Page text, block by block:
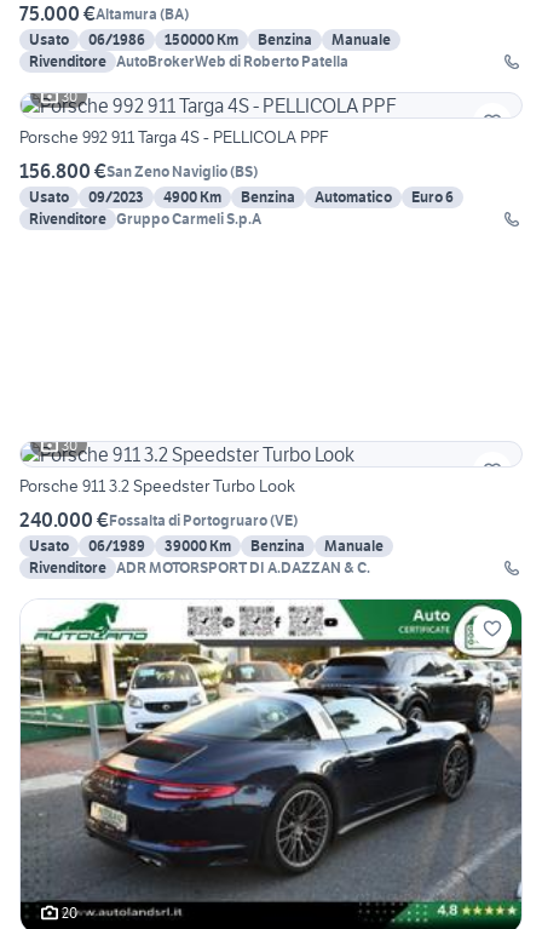
75.000 €Altamura (BA)
Usato
06/1986 150000 Km Benzina
Manuale
Rivenditore AutoBrokerWeb di Roberto Patella
30
Porsche 992 911 Targa 4S - PELLICOLA PPF
156.800 €San Zeno Naviglio(BS)
Usato
09/2023 4900 Km Benzina Automatico
Euro 6
Rivenditore Gruppo Carmeli S.p.A
30
Porsche 911 3.2 Speedster Turbo Look
240.000 €Fossalta di Portogruaro(VE)
Usato
06/1989 39000 Km Benzina
Manuale
Rivenditore ADR MOTORSPORT DI A.DAZZAN & C.
20